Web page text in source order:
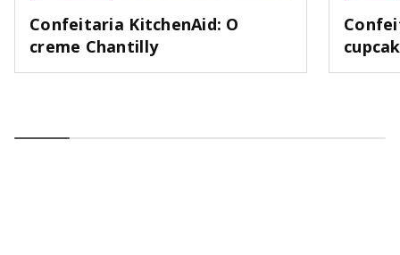
Confeitaria KitchenAid: O
creme Chantilly